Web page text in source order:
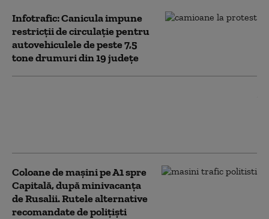
Infotrafic: Canicula impune
restricții de circulație pentru
autovehiculele de peste 7,5
tone drumuri din 19 județe
Coloane de mașini pe A1 spre
Capitală, după minivacanța
de Rusalii. Rutele alternative
recomandate de polițiști